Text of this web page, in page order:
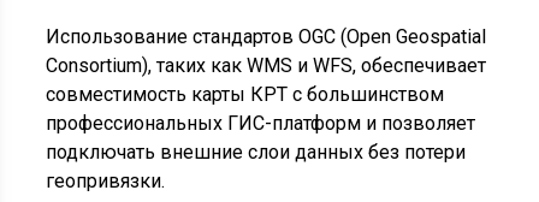
Использование стандартов OGC (Open Geospatial
Consortium), таких как WMS и WFS, обеспечивает
совместимость карты КРТ с большинством
профессиональных ГИС-платформ и позволяет
подключать внешние слои данных без потери
геопривязки.